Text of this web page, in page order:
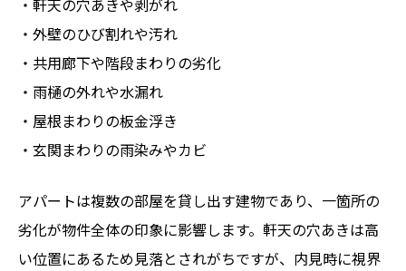
・軒天の穴あきや剥がれ
・外壁のひび割れや汚れ
・共用廊下や階段まわりの劣化
・雨樋の外れや水漏れ
・屋根まわりの板金浮き
・玄関まわりの雨染みやカビ
アパートは複数の部屋を貸し出す建物であり、一箇所の
劣化が物件全体の印象に影響します。軒天の穴あきは高
い位置にあるため見落とされがちですが、内見時に視界